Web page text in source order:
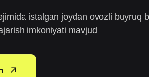
istalgan joydan ovozli buyruq
imkoniyati mavjud